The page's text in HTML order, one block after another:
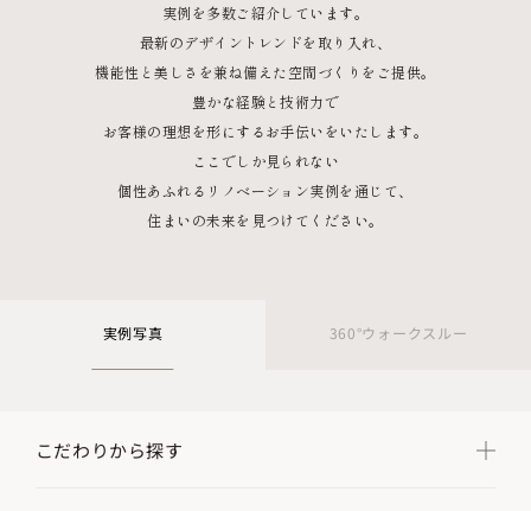
実例を多数ご紹介しています。
最新のデザイントレンドを取り入れ、
機能性と美しさを兼ね備えた空間づくりをご提供。
豊かな経験と技術力で
お客様の理想を形にするお手伝いをいたします。
ここでしか見られない
個性あふれるリノベーション実例を通じて、
住まいの未来を見つけてください。
実例写真 360°ウォークスルー
こだわりから探す